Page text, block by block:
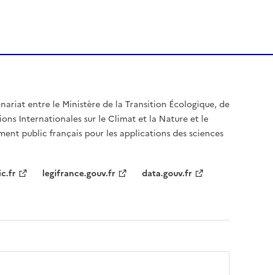
entre le Ministère de la Transition Écologique, de
Internationales sur le Climat et la Nature et le
public français pour les applications des sciences
legifrance.gouv.fr data.gouv.fr